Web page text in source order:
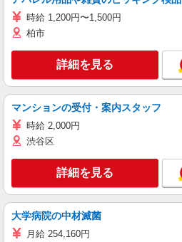
時給 1,200円〜1,500円
柏市
詳細を見る
マンションの受付・案内スタッフ
時給 2,000円
渋谷区
詳細を見る
大学病院の中材滅菌
月給 254,160円